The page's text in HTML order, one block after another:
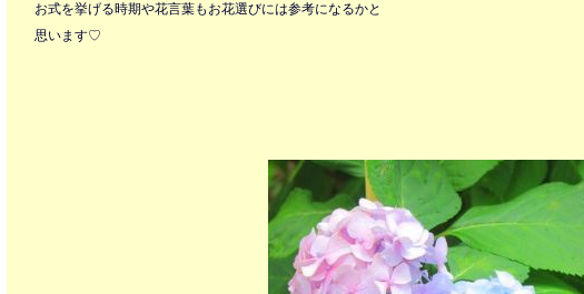
お式を挙げる時期や花言葉もお花選びには参考になるかと
思います♡